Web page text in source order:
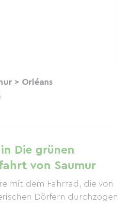
> Orléans
Die grünen
von Saumur
mit dem Fahrrad, die von
Dörfern durchzogen